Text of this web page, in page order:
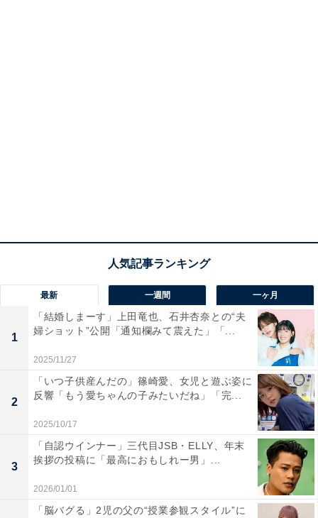
最新 一週間 一ヶ月
1
「結婚しまーす」上田竜也、石井杏奈との“夫
婦ショット”公開「通知欄みて震えた」「...
2025/11/27
2
「いつ子供産んだの」篠崎愛、女児と遊ぶ姿に
反響「もう愛ちゃんの子みたいだね」「完...
2025/10/17
3
「自認ウインナー」三代目JSB・ELLY、年末
挨拶の投稿に「最高におもしれー男」...
2026/01/01
「脳バグる」2児の父の“授業参観スタイル”に